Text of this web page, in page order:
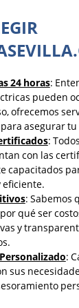
24 horas:
pueden
ofrecemos
asegurar
:
con las
capacitados
eficiente.
: Sabemos
qué ser
y
:
sus